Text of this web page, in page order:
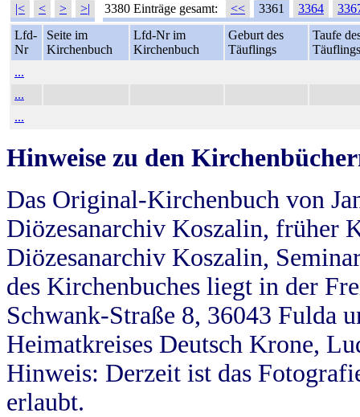
|< < > >| 3380 Einträge gesamt: << 3361 3364
Lfd-
Nr
Seite im
Kirchenbuch
Lfd-Nr im
Kirchenbuch
Geburt des
Täuflings
Taufe
Täuflings
...
...
...
Hinweise zu den
Das Original-Kirchenbuch von
Diözesanarchiv Koszalin, früher
Diözesanarchiv Koszalin,
des Kirchenbuches liegt in der
Schwank-Straße 8, 36043 Fulda
Heimatkreises Deutsch Krone,
Hinweis: Derzeit ist das
erlaubt.